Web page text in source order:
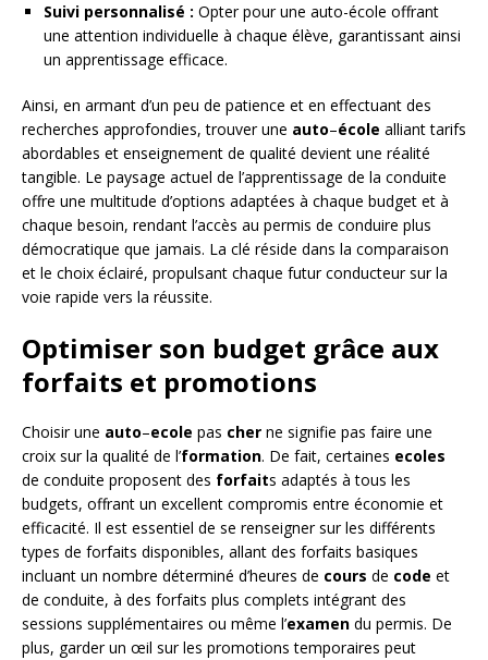
Suivi personnalisé : Opter pour une auto-école offrant
une attention individuelle à chaque élève, garantissant ainsi
un apprentissage efficace.
Ainsi, en armant d’un peu de patience et en effectuant des
recherches approfondies, trouver une auto–école alliant tarifs
abordables et enseignement de qualité devient une réalité
tangible. Le paysage actuel de l’apprentissage de la conduite
offre une multitude d’options adaptées à chaque budget et à
chaque besoin, rendant l’accès au permis de conduire plus
démocratique que jamais. La clé réside dans la comparaison
et le choix éclairé, propulsant chaque futur conducteur sur la
voie rapide vers la réussite.
Optimiser son budget grâce aux
forfaits et promotions
Choisir une auto–ecole pas cher ne signifie pas faire une
croix sur la qualité de l’formation. De fait, certaines ecoles
de conduite proposent des forfaits adaptés à tous les
budgets, offrant un excellent compromis entre économie et
efficacité. Il est essentiel de se renseigner sur les différents
types de forfaits disponibles, allant des forfaits basiques
incluant un nombre déterminé d’heures de cours de code et
de conduite, à des forfaits plus complets intégrant des
sessions supplémentaires ou même l’examen du permis. De
plus, garder un œil sur les promotions temporaires peut